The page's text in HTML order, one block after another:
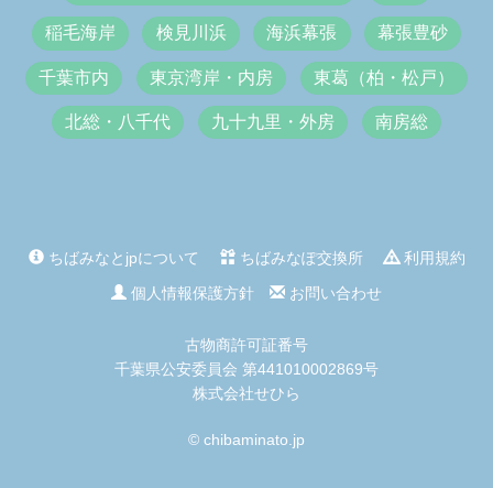
稲毛海岸 検見川浜 海浜幕張 幕張豊砂
千葉市内 東京湾岸・内房 東葛（柏・松戸）
北総・八千代 九十九里・外房 南房総
ちばみなとjpについて ちばみなぽ交換所
利用規約
個人情報保護方針
お問い合わせ
古物商許可証番号
千葉県公安委員会 第441010002869号
株式会社せひら
© chibaminato.jp